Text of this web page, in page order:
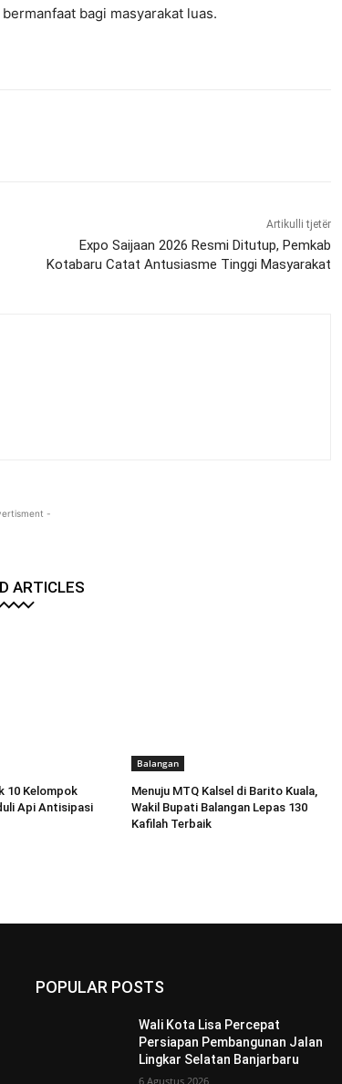
bagi masyarakat luas.
Artikulli tjetër
Expo Saijaan 2026 Resmi Ditutup, Pemkab
Kotabaru Catat Antusiasme Tinggi Masyarakat
-
ARTICLES
10 Kelompok
Api Antisipasi
Balangan
Menuju MTQ Kalsel di Barito Kuala,
Wakil Bupati Balangan Lepas 130
Kafilah Terbaik
POPULAR POSTS
Wali Kota Lisa Percepat
Persiapan Pembangunan Jalan
Lingkar Selatan Banjarbaru
6 Agustus 2026